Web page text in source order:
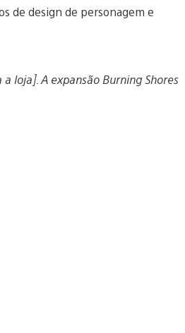
de design de personagem e
loja]. A expansão Burning Shores